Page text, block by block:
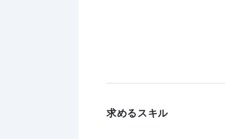
求めるスキル